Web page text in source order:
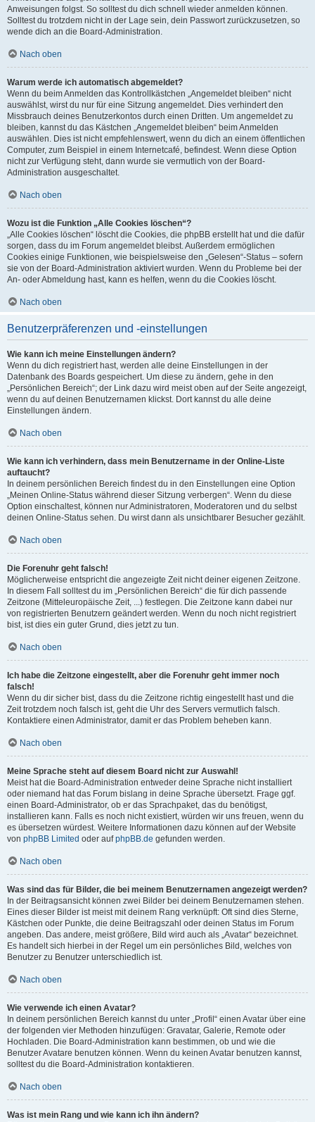
Anweisungen folgst. So solltest du dich schnell wieder anmelden können.
Solltest du trotzdem nicht in der Lage sein, dein Passwort zurückzusetzen, so
wende dich an die Board-Administration.
Nach oben
Warum werde ich automatisch abgemeldet?
Wenn du beim Anmelden das Kontrollkästchen „Angemeldet bleiben“ nicht
auswählst, wirst du nur für eine Sitzung angemeldet. Dies verhindert den
Missbrauch deines Benutzerkontos durch einen Dritten. Um angemeldet zu
bleiben, kannst du das Kästchen „Angemeldet bleiben“ beim Anmelden
auswählen. Dies ist nicht empfehlenswert, wenn du dich an einem öffentlichen
Computer, zum Beispiel in einem Internetcafé, befindest. Wenn diese Option
nicht zur Verfügung steht, dann wurde sie vermutlich von der Board-
Administration ausgeschaltet.
Nach oben
Wozu ist die Funktion „Alle Cookies löschen“?
„Alle Cookies löschen“ löscht die Cookies, die phpBB erstellt hat und die dafür
sorgen, dass du im Forum angemeldet bleibst. Außerdem ermöglichen
Cookies einige Funktionen, wie beispielsweise den „Gelesen“-Status – sofern
sie von der Board-Administration aktiviert wurden. Wenn du Probleme bei der
An- oder Abmeldung hast, kann es helfen, wenn du die Cookies löscht.
Nach oben
Benutzerpräferenzen und -einstellungen
Wie kann ich meine Einstellungen ändern?
Wenn du dich registriert hast, werden alle deine Einstellungen in der
Datenbank des Boards gespeichert. Um diese zu ändern, gehe in den
„Persönlichen Bereich“; der Link dazu wird meist oben auf der Seite angezeigt,
wenn du auf deinen Benutzernamen klickst. Dort kannst du alle deine
Einstellungen ändern.
Nach oben
Wie kann ich verhindern, dass mein Benutzername in der Online-Liste
auftaucht?
In deinem persönlichen Bereich findest du in den Einstellungen eine Option
„Meinen Online-Status während dieser Sitzung verbergen“. Wenn du diese
Option einschaltest, können nur Administratoren, Moderatoren und du selbst
deinen Online-Status sehen. Du wirst dann als unsichtbarer Besucher gezählt.
Nach oben
Die Forenuhr geht falsch!
Möglicherweise entspricht die angezeigte Zeit nicht deiner eigenen Zeitzone.
In diesem Fall solltest du im „Persönlichen Bereich“ die für dich passende
Zeitzone (Mitteleuropäische Zeit, ...) festlegen. Die Zeitzone kann dabei nur
von registrierten Benutzern geändert werden. Wenn du noch nicht registriert
bist, ist dies ein guter Grund, dies jetzt zu tun.
Nach oben
Ich habe die Zeitzone eingestellt, aber die Forenuhr geht immer noch
falsch!
Wenn du dir sicher bist, dass du die Zeitzone richtig eingestellt hast und die
Zeit trotzdem noch falsch ist, geht die Uhr des Servers vermutlich falsch.
Kontaktiere einen Administrator, damit er das Problem beheben kann.
Nach oben
Meine Sprache steht auf diesem Board nicht zur Auswahl!
Meist hat die Board-Administration entweder deine Sprache nicht installiert
oder niemand hat das Forum bislang in deine Sprache übersetzt. Frage ggf.
einen Board-Administrator, ob er das Sprachpaket, das du benötigst,
installieren kann. Falls es noch nicht existiert, würden wir uns freuen, wenn du
es übersetzen würdest. Weitere Informationen dazu können auf der Website
von phpBB Limited oder aufphpBB.de gefunden werden.
Nach oben
Was sind das für Bilder, die bei meinem Benutzernamen angezeigt werden?
In der Beitragsansicht können zwei Bilder bei deinem Benutzernamen stehen.
Eines dieser Bilder ist meist mit deinem Rang verknüpft: Oft sind dies Sterne,
Kästchen oder Punkte, die deine Beitragszahl oder deinen Status im Forum
angeben. Das andere, meist größere, Bild wird auch als „Avatar“ bezeichnet.
Es handelt sich hierbei in der Regel um ein persönliches Bild, welches von
Benutzer zu Benutzer unterschiedlich ist.
Nach oben
Wie verwende ich einen Avatar?
In deinem persönlichen Bereich kannst du unter „Profil“ einen Avatar über eine
der folgenden vier Methoden hinzufügen: Gravatar, Galerie, Remote oder
Hochladen. Die Board-Administration kann bestimmen, ob und wie die
Benutzer Avatare benutzen können. Wenn du keinen Avatar benutzen kannst,
solltest du die Board-Administration kontaktieren.
Nach oben
Was ist mein Rang und wie kann ich ihn ändern?